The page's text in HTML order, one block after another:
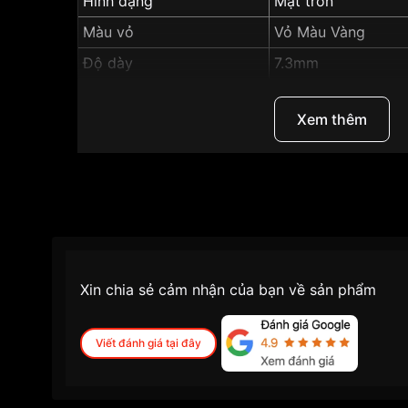
Màu vỏ
Vỏ Màu Vàng
Độ dày
7.3mm
màu trắng
"Tissot 33mm Nữ
Xem thêm
Xin chia sẻ cảm nhận của bạn về sản phẩm
Viết đánh giá tại đây